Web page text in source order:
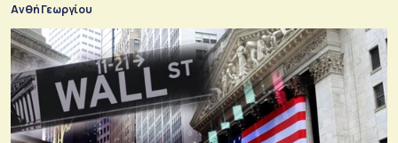
Ανθή Γεωργίου